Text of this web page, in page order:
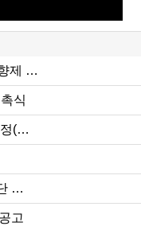
제 …
식
정(…
…
고